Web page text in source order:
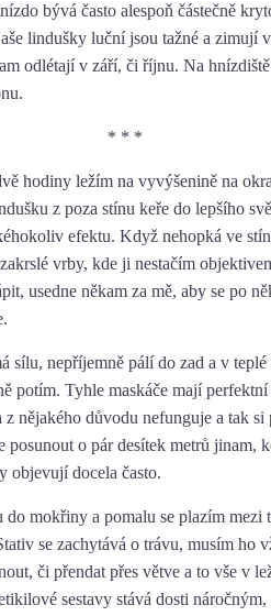
bývá často alespoň částečně
lindušky luční jsou tažné a zimují
odlétají v září, či říjnu. Na
* * *
ležím na vyvýšenině na
z poza stínu keře do lepšího
efektu. Když nehopká ve
vrby, kde ji nestačím
usedne někam za mě, aby se po
pálí do zad a v teplé
potím. Tyhle maskáče mají
z nějakého důvodu nefunguje a tak
posunout o pár desítek metrů jinam,
objevují docela často.
a pomalu se plazím mezi
se zachytává o trávu, musím ho
či přendat přes větve a to vše v
sestavy stává dosti náročným,